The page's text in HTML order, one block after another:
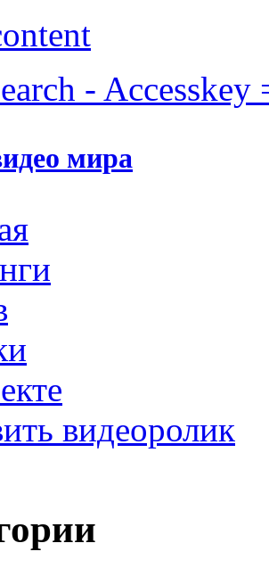
- Accesskey
мира
видеоролик